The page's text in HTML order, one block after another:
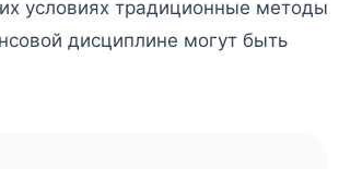
условиях традиционные методы
дисциплине могут быть